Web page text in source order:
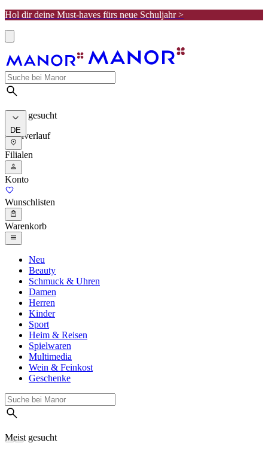
Hol dir deine Must-haves fürs neue Schuljahr >
Meist gesucht
Suchverlauf
DE
Filialen
Konto
Wunschlisten
Warenkorb
Neu
Beauty
Schmuck & Uhren
Damen
Herren
Kinder
Sport
Heim & Reisen
Spielwaren
Multimedia
Wein & Feinkost
Geschenke
Meist gesucht